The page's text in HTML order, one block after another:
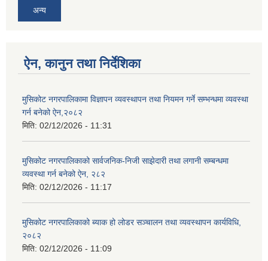
अन्य
ऐन, कानुन तथा निर्देशिका
मुसिकोट नगरपालिकामा विज्ञापन व्यवस्थापन तथा नियमन गर्ने सम्भन्धमा व्यवस्था
गर्न बनेको ऐन,२०८२
मिति: 02/12/2026 - 11:31
मुसिकोट नगरपालिकाको सार्वजनिक-निजी साझेदारी तथा लगानी सम्बन्धमा
व्यवस्था गर्न बनेको ऐन, २८२
मिति: 02/12/2026 - 11:17
मुसिकोट नगरपालिकाको ब्याक हो लोडर सञ्चालन तथा व्यवस्थापन कार्यविधि,
२०८२
मिति: 02/12/2026 - 11:09